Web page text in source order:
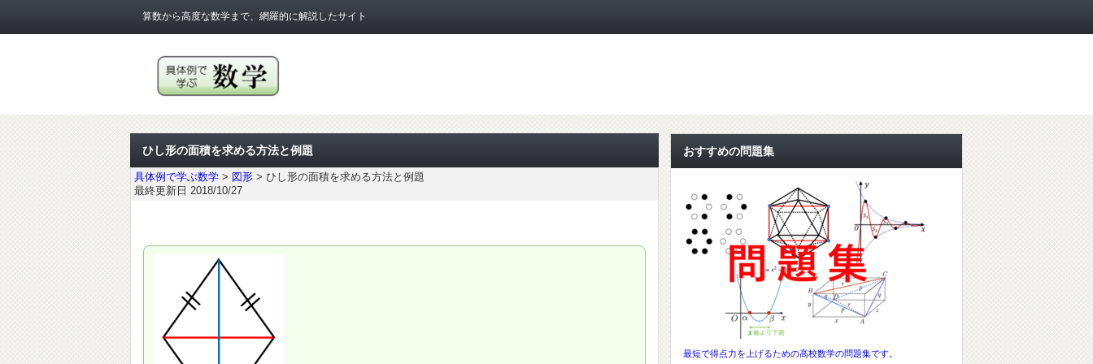
算数から高度な数学まで、網羅的に解説したサイト
ひし形の面積を求める方法と例題
具体例で学ぶ数学 > 図形 > ひし形の面積を求める方法と例題
最終更新日 2018/10/27
おすすめの問題集
最短で得点力を上げるための高校数学の問題集です。